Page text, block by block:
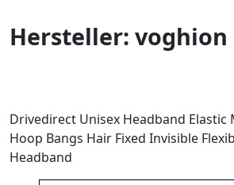
Hersteller: voghion
Drivedirect Unisex Headband Elastic
Hoop Bangs Hair Fixed Invisible
Headband